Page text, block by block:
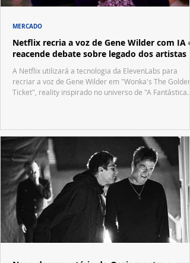
Netflix recria a voz de Gene Wilder com IA e
reacende debate sobre legado dos artistas
A Netflix utilizará a tecnologia da ElevenLabs para
recriar a voz de Gene Wilder em "Wonka's The Golden
Ticket", reality inspirado no universo de "A Fantástica
MERCADO